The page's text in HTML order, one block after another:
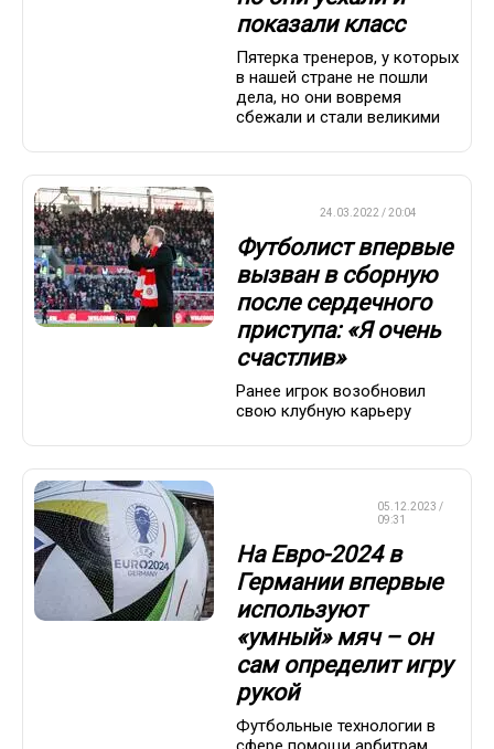
показали класс
Пятерка тренеров, у которых
в нашей стране не пошли
дела, но они вовремя
сбежали и стали великими
24.03.2022 / 20:04
Футболист впервые
вызван в сборную
после сердечного
приступа: «Я очень
счастлив»
Ранее игрок возобновил
свою клубную карьеру
05.12.2023 /
09:31
На Евро-2024 в
Германии впервые
используют
«умный» мяч – он
сам определит игру
рукой
Футбольные технологии в